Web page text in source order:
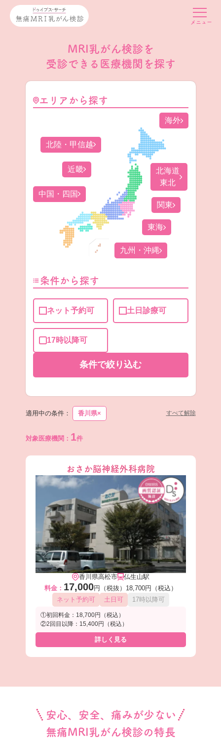
MRI乳がん検診を
受診できる医療機関を探す
エリアから探す
北海道
東北
関東
北陸・甲信越
東海
近畿
中国・四国
九州・沖縄
海外
条件から探す
ネット予約可 土日診療可
17時以降可
条件で絞り込む
適用中の条件： 香川県× すべて解除
対象医療機関： 1件
おさか脳神経外科病院
香川県高松市
仏生山駅
料金： 17,000円（税抜） 18,700円（税込）
ネット予約可
土日可 17時以降可
①初回料金：18,700円（税込）
②2回目以降：15,400円（税込）
詳しく見る
安心、安全、痛みが少ない
無痛MRI乳がん検診の特長